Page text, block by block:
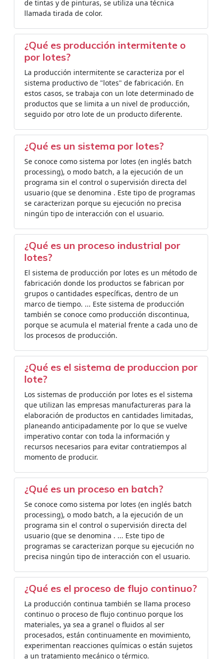
de tintas y de pinturas, se utiliza una técnica
llamada tirada de color.
¿Qué es producción intermitente o
por lotes?
La producción intermitente se caracteriza por el
sistema productivo de "lotes" de fabricación. En
estos casos, se trabaja con un lote determinado de
productos que se limita a un nivel de producción,
seguido por otro lote de un producto diferente.
¿Qué es un sistema por lotes?
Se conoce como sistema por lotes (en inglés batch
processing), o modo batch, a la ejecución de un
programa sin el control o supervisión directa del
usuario (que se denomina . Este tipo de programas
se caracterizan porque su ejecución no precisa
ningún tipo de interacción con el usuario.
¿Qué es un proceso industrial por
lotes?
El sistema de producción por lotes es un método de
fabricación donde los productos se fabrican por
grupos o cantidades específicas, dentro de un
marco de tiempo. ... Este sistema de producción
también se conoce como producción discontinua,
porque se acumula el material frente a cada uno de
los procesos de producción.
¿Qué es el sistema de produccion por
lote?
Los sistemas de producción por lotes es el sistema
que utilizan las empresas manufactureras para la
elaboración de productos en cantidades limitadas,
planeando anticipadamente por lo que se vuelve
imperativo contar con toda la información y
recursos necesarios para evitar contratiempos al
momento de producir.
¿Qué es un proceso en batch?
Se conoce como sistema por lotes (en inglés batch
processing), o modo batch, a la ejecución de un
programa sin el control o supervisión directa del
usuario (que se denomina . ... Este tipo de
programas se caracterizan porque su ejecución no
precisa ningún tipo de interacción con el usuario.
¿Qué es el proceso de flujo continuo?
La producción continua también se llama proceso
continuo o proceso de flujo continuo porque los
materiales, ya sea a granel o fluidos al ser
procesados, están continuamente en movimiento,
experimentan reacciones químicas o están sujetos
a un tratamiento mecánico o térmico.